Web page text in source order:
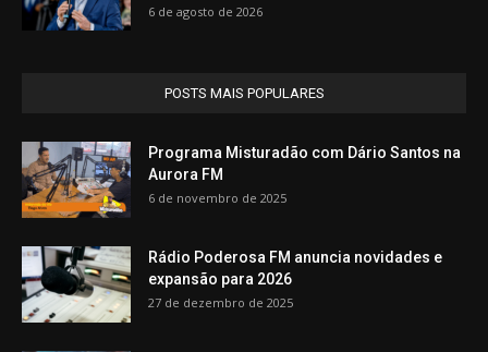
6 de agosto de 2026
POSTS MAIS POPULARES
Programa Misturadão com Dário Santos na
Aurora FM
6 de novembro de 2025
Rádio Poderosa FM anuncia novidades e
expansão para 2026
27 de dezembro de 2025